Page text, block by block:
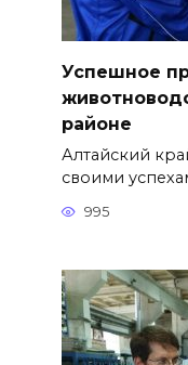
Успешное
районе
Алтайский
своими
995